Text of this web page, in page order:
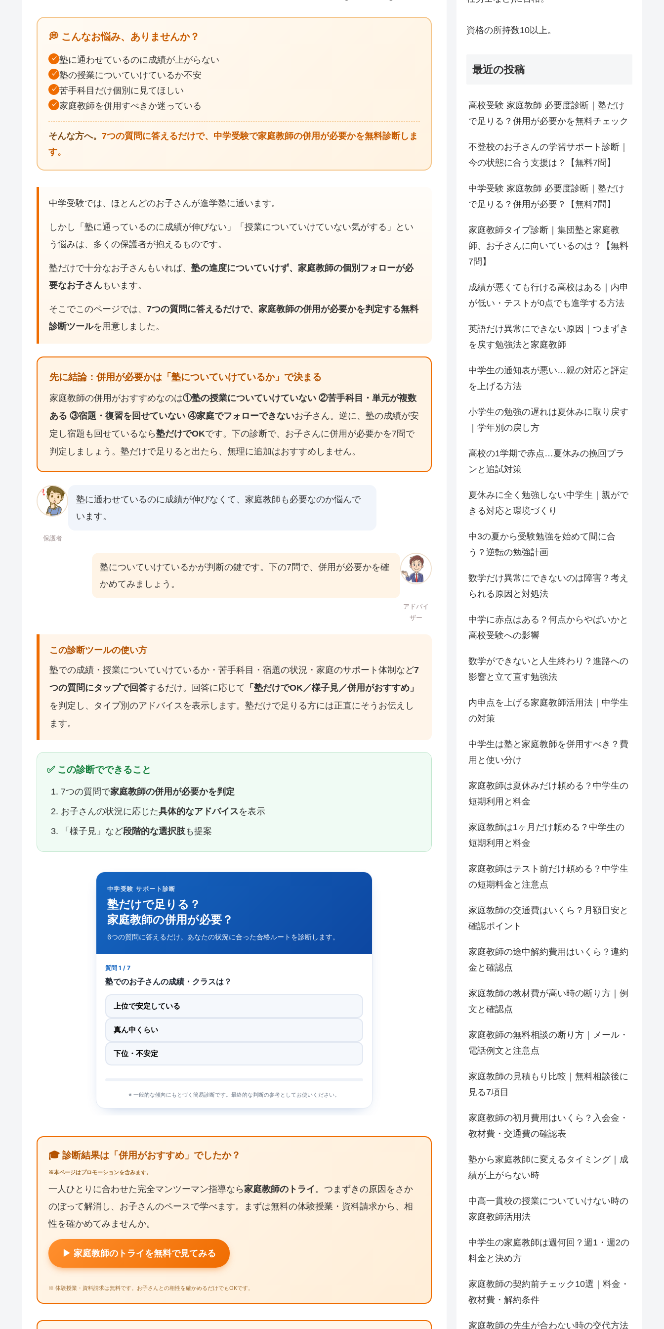
💭 こんなお悩み、ありませんか？
✓ 塾に通わせているのに成績が上がらない
✓ 塾の授業についていけているか不安
✓ 苦手科目だけ個別に見てほしい
✓ 家庭教師を併用すべきか迷っている
そんな方へ。 7つの質問に答えるだけで、中学受験で家庭教師の併用が必要かを無料診断しま
す。
中学受験では、ほとんどのお子さんが進学塾に通います。
しかし「塾に通っているのに成績が伸びない」「授業についていけていない気がする」とい
う悩みは、多くの保護者が抱えるものです。
塾だけで十分なお子さんもいれば、 塾の進度についていけず、家庭教師の個別フォローが必
要なお子さんもいます。
そこでこのページでは、 7つの質問に答えるだけで、家庭教師の併用が必要かを判定する無料
診断ツールを用意しました。
先に結論：併用が必要かは「塾についていけているか」で決まる
家庭教師の併用がおすすめなのは①塾の授業についていけていない ②苦手科目・単元が複数
ある ③宿題・復習を回せていない ④家庭でフォローできないお子さん。逆に、塾の成績が安
定し宿題も回せているなら塾だけでOKです。下の診断で、お子さんに併用が必要かを7問で
判定しましょう。塾だけで足りると出たら、無理に追加はおすすめしません。
保護者
塾に通わせているのに成績が伸びなくて、家庭教師も必要なのか悩んで
います。
アドバイ
ザー
塾についていけているかが判断の鍵です。下の7問で、併用が必要かを確
かめてみましょう。
この診断ツールの使い方
塾での成績・授業についていけているか・苦手科目・宿題の状況・家庭のサポート体制など7
つの質問にタップで回答するだけ。回答に応じて 「塾だけでOK／様子見／併用がおすすめ」
を判定し、タイプ別のアドバイスを表示します。塾だけで足りる方には正直にそうお伝えし
ます。
✅ この診断でできること
7つの質問で家庭教師の併用が必要かを判定
お子さんの状況に応じた具体的なアドバイスを表示
「様子見」など段階的な選択肢も提案
🎓 診断結果は「併用がおすすめ」でしたか？
※本ページはプロモーションを含みます。
一人ひとりに合わせた完全マンツーマン指導なら家庭教師のトライ 。つまずきの原因をさか
のぼって解消し、お子さんのペースで学べます。まずは無料の体験授業・資料請求から、相
性を確かめてみませんか。
▶ 家庭教師のトライを無料で見てみる
※ 体験授業・資料請求は無料です。お子さんとの相性を確かめるだけでもOKです。
資格の所持数10以上。
最近の投稿
高校受験 家庭教師 必要度診断｜塾だけ
で足りる？併用が必要かを無料チェック
不登校のお子さんの学習サポート診断｜
今の状態に合う支援は？【無料7問】
中学受験 家庭教師 必要度診断｜塾だけ
で足りる？併用が必要？【無料7問】
家庭教師タイプ診断｜集団塾と家庭教
師、お子さんに向いているのは？【無料
7問】
成績が悪くても行ける高校はある｜内申
が低い・テストが0点でも進学する方法
英語だけ異常にできない原因｜つまずき
を戻す勉強法と家庭教師
中学生の通知表が悪い…親の対応と評定
を上げる方法
小学生の勉強の遅れは夏休みに取り戻す
｜学年別の戻し方
高校の1学期で赤点…夏休みの挽回プラ
ンと追試対策
夏休みに全く勉強しない中学生｜親がで
きる対応と環境づくり
中3の夏から受験勉強を始めて間に合
う？逆転の勉強計画
数学だけ異常にできないのは障害？考え
られる原因と対処法
中学に赤点はある？何点からやばいかと
高校受験への影響
数学ができないと人生終わり？進路への
影響と立て直す勉強法
内申点を上げる家庭教師活用法｜中学生
の対策
中学生は塾と家庭教師を併用すべき？費
用と使い分け
家庭教師は夏休みだけ頼める？中学生の
短期利用と料金
家庭教師は1ヶ月だけ頼める？中学生の
短期利用と料金
家庭教師はテスト前だけ頼める？中学生
の短期料金と注意点
家庭教師の交通費はいくら？月額目安と
確認ポイント
家庭教師の途中解約費用はいくら？違約
金と確認点
家庭教師の教材費が高い時の断り方｜例
文と確認点
家庭教師の無料相談の断り方｜メール・
電話例文と注意点
家庭教師の見積もり比較｜無料相談後に
見る7項目
家庭教師の初月費用はいくら？入会金・
教材費・交通費の確認表
塾から家庭教師に変えるタイミング｜成
績が上がらない時
中高一貫校の授業についていけない時の
家庭教師活用法
中学生の家庭教師は週何回？週1・週2の
料金と決め方
家庭教師の契約前チェック10選｜料金・
教材費・解約条件
家庭教師の先生が合わない時の交代方法